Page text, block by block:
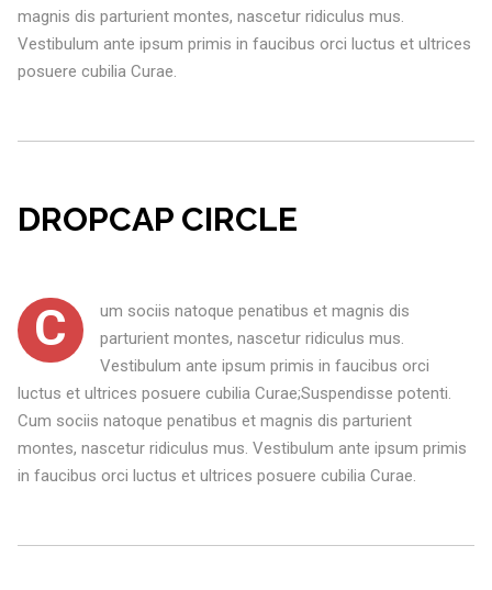
magnis dis parturient montes, nascetur ridiculus mus.
Vestibulum ante ipsum primis in faucibus orci luctus et ultrices
posuere cubilia Curae.
DROPCAP CIRCLE
C
um sociis natoque penatibus et magnis dis
parturient montes, nascetur ridiculus mus.
Vestibulum ante ipsum primis in faucibus orci
luctus et ultrices posuere cubilia Curae;Suspendisse potenti.
Cum sociis natoque penatibus et magnis dis parturient
montes, nascetur ridiculus mus. Vestibulum ante ipsum primis
in faucibus orci luctus et ultrices posuere cubilia Curae.